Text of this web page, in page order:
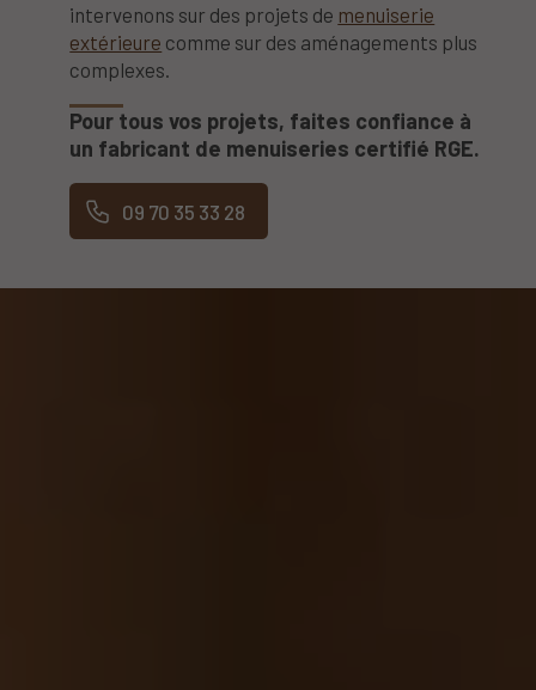
intervenons sur des projets de menuiserie
extérieure comme sur des aménagements plus
complexes.
Pour tous vos projets, faites confiance à
un fabricant de menuiseries certifié RGE.
09 70 35 33 28